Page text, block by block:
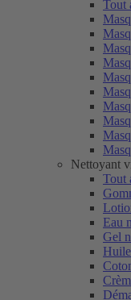
Tout
Nettoyant
Tout
Eau
Gel